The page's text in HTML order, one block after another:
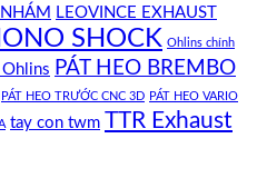
LEOVINCE EXHAUST
SHOCK Ohlins chính
Ohlins PÁT HEO BREMBO
PÁT HEO TRƯỚC CNC 3D PÁT HEO VARIO
tay con twm TTR Exhaust